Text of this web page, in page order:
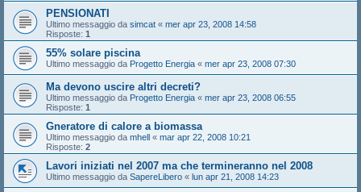
PENSIONATI
Ultimo messaggio da simcat « mer apr 23, 2008 14:58
Risposte: 1
55% solare piscina
Ultimo messaggio da Progetto Energia « mer apr 23, 2008 07:30
Ma devono uscire altri decreti?
Ultimo messaggio da Progetto Energia « mer apr 23, 2008 06:55
Risposte: 1
Gneratore di calore a biomassa
Ultimo messaggio da mhell « mar apr 22, 2008 10:21
Risposte: 2
Lavori iniziati nel 2007 ma che termineranno nel 2008
Ultimo messaggio da SapereLibero « lun apr 21, 2008 14:23